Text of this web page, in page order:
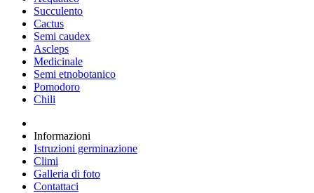
Succulento
Cactus
Semi caudex
Ascleps
Medicinale
Semi etnobotanico
Pomodoro
Chili
Informazioni
Istruzioni germinazione
Climi
Galleria di foto
Contattaci